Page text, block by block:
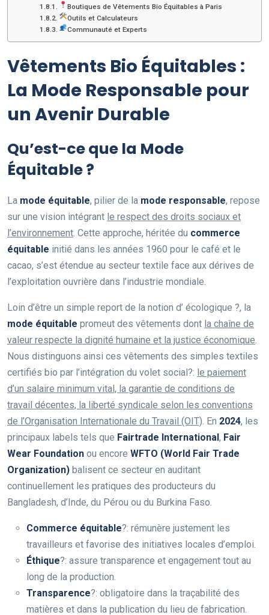
Boutiques de Vêtements Bio Équitables à Paris
Outils et Calculateurs
Communauté et Experts
Vêtements Bio Équitables :
La Mode Responsable pour
un Avenir Durable
Qu’est-ce que la Mode
Équitable ?
La mode équitable, pilier de la mode responsable, repose
sur une vision intégrant le respect des droits sociaux et
l’environnement . Cette approche, héritée du commerce
équitable initié dans les années 1960 pour le café et le
cacao, s’est étendue au secteur textile face aux dérives de
l’exploitation ouvrière dans l’industrie mondiale.
Loin d’être un simple report de la notion d’ écologique ?, la
mode équitable promeut des vêtements dont la chaîne de
valeur respecte la dignité humaine et la justice économique
Nous distinguons ainsi ces vêtements des simples textiles
certifiés bio par l’intégration du volet social?: le paiement
d’un salaire minimum vital, la garantie de conditions de
travail décentes, la liberté syndicale selon les conventions
de l’Organisation Internationale du Travail (OIT) . En 2024, les
principaux labels tels que Fairtrade International, Fair
Wear Foundation ou encore WFTO (World Fair Trade
Organization) balisent ce secteur en auditant
continuellement les pratiques des producteurs du
Bangladesh, d’Inde, du Pérou ou du Burkina Faso.
Commerce équitable?: rémunère justement les
travailleurs et favorise des initiatives locales d’emploi.
Éthique?: assure transparence et engagement tout au
long de la production.
Transparence?: obligatoire dans la traçabilité des
matières et dans la publication du lieu de fabrication.